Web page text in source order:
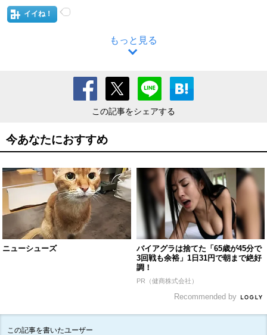
イイね！
もっと見る
この記事をシェアする
今あなたにおすすめ
ニューシューズ
バイアグラは捨てた「65歳が45分で
3回戦も余裕」1日31円で朝まで絶好
調！
PR（健商株式会社）
Recommended by
この記事を書いたユーザー